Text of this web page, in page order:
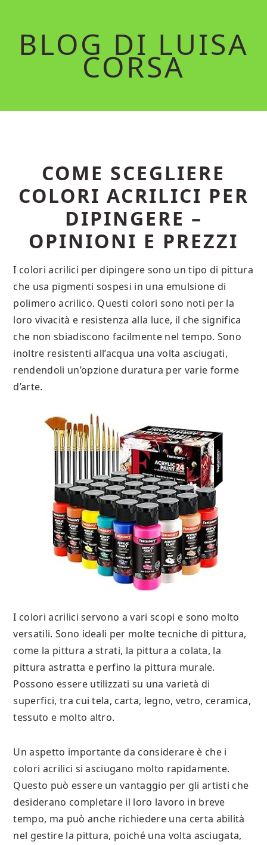
main
content
primary
sidebarBLOG DI LUISA
CORSA
COME SCEGLIERE
COLORI ACRILICI PER
DIPINGERE –
OPINIONI E PREZZI
I colori acrilici per dipingere sono un tipo di pittura
che usa pigmenti sospesi in una emulsione di
polimero acrilico. Questi colori sono noti per la
loro vivacità e resistenza alla luce, il che significa
che non sbiadiscono facilmente nel tempo. Sono
inoltre resistenti all’acqua una volta asciugati,
rendendoli un’opzione duratura per varie forme
d’arte.
I colori acrilici servono a vari scopi e sono molto
versatili. Sono ideali per molte tecniche di pittura,
come la pittura a strati, la pittura a colata, la
pittura astratta e perfino la pittura murale.
Possono essere utilizzati su una varietà di
superfici, tra cui tela, carta, legno, vetro, ceramica,
tessuto e molto altro.
Un aspetto importante da considerare è che i
colori acrilici si asciugano molto rapidamente.
Questo può essere un vantaggio per gli artisti che
desiderano completare il loro lavoro in breve
tempo, ma può anche richiedere una certa abilità
nel gestire la pittura, poiché una volta asciugata,